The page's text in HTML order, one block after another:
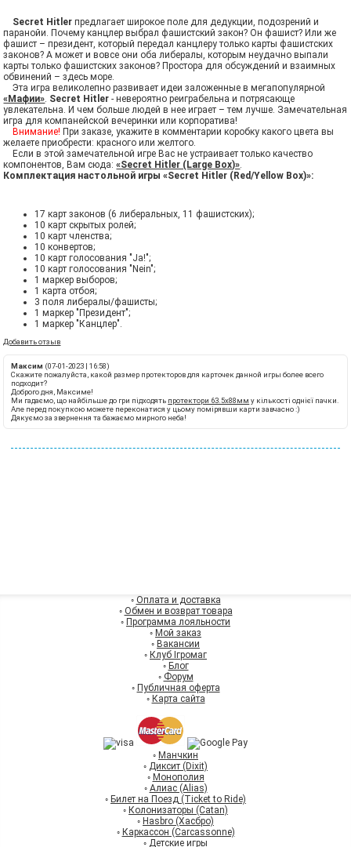
Secret Hitler предлагает широкое поле для дедукции, подозрений и
паранойи. Почему канцлер выбрал фашистский закон? Он фашист? Или же
фашист – президент, который передал канцлеру только карты фашистских
законов? А может и вовсе они оба либералы, которым неудачно выпали
карты только фашистских законов? Простора для обсуждений и взаимных
обвинений – здесь море.
Эта игра великолепно развивает идеи заложенные в мегапопулярной
«Мафии». Secret Hitler - невероятно реиграбельна и потрясающе
увлекательна. И чем больше людей в нее играет – тем лучше. Замечательная
игра для компанейской вечеринки или корпоратива!
Внимание! При заказе, укажите в комментарии коробку какого цвета вы
желаете приобрести: красного или желтого.
Если в этой замечательной игре Вас не устраивает только качество
компонентов, Вам сюда:«Secret Hitler (Large Box)».
Комплектация настольной игры «Secret Hitler (Red/Yellow Box)»:
17 карт законов (6 либеральных, 11 фашистских);
10 карт скрытых ролей;
10 карт членства;
10 конвертов;
10 карт голосования "Ja!";
10 карт голосования "Nein";
1 маркер выборов;
1 карта отбоя;
3 поля либералы/фашисты;
1 маркер "Президент";
1 маркер "Канцлер".
Добавить отзыв
Максим (07-01-2023 | 16:58)
Скажите пожалуйста, какой размер протекторов для карточек данной игры более всего
подходит?
Доброго дня, Максиме!
Ми гадаємо, що найбільше до гри підходять протектори 63.5х88мм у кількості однієї пачки.
Але перед покупкою можете переконатися у цьому помірявши карти завчасно :)
Дякуємо за звернення та бажаємо мирного неба!
◦ Оплата и доставка
◦ Обмен и возврат товара
◦ Программа лояльности
◦ Мой заказ
◦ Вакансии
◦ Клуб Ігромаг
◦ Блог
◦ Форум
◦ Публичная оферта
◦ Карта сайта
◦ Манчкин
◦ Диксит (Dixit)
◦ Монополия
◦ Алиас (Alias)
◦ Билет на Поезд (Ticket to Ride)
◦ Колонизаторы (Catan)
◦ Hasbro (Хасбро)
◦ Каркассон (Carcassonne)
◦ Детские игры